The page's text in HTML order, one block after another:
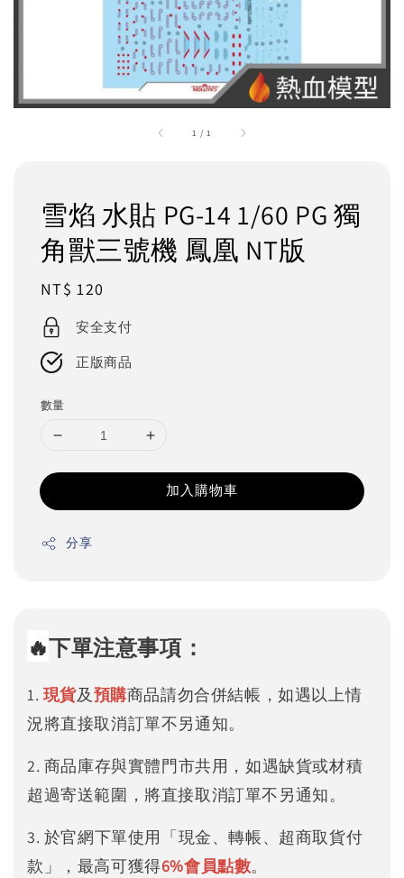
1 / 1
雪焰 水貼 PG-14 1/60 PG 獨
角獸三號機 鳳凰 NT版
Regular
price
NT$ 120
安全支付
正版商品
數量
加入購物車
分享
🔥下單注意事項：
1. 現貨及預購商品請勿合併結帳，如遇以上情
況將直接取消訂單不另通知。
2. 商品庫存與實體門市共用，如遇缺貨或材積
超過寄送範圍，將直接取消訂單不另通知。
3. 於官網下單使用「現金、轉帳、超商取貨付
款」，最高可獲得6%會員點數。